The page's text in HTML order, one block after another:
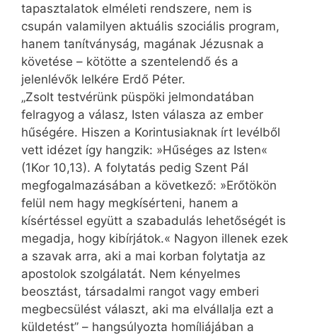
tapasztalatok elméleti rendszere, nem is
csupán valamilyen aktuális szociális program,
hanem tanítványság, magának Jézusnak a
követése – kötötte a szentelendő és a
jelenlévők lelkére Erdő Péter.
„Zsolt testvérünk püspöki jelmondatában
felragyog a válasz, Isten válasza az ember
hűségére. Hiszen a Korintusiaknak írt levélből
vett idézet így hangzik: »Hűséges az Isten«
(1Kor 10,13). A folytatás pedig Szent Pál
megfogalmazásában a következő: »Erőtökön
felül nem hagy megkísérteni, hanem a
kísértéssel együtt a szabadulás lehetőségét is
megadja, hogy kibírjátok.« Nagyon illenek ezek
a szavak arra, aki a mai korban folytatja az
apostolok szolgálatát. Nem kényelmes
beosztást, társadalmi rangot vagy emberi
megbecsülést választ, aki ma elvállalja ezt a
küldetést” – hangsúlyozta homíliájában a